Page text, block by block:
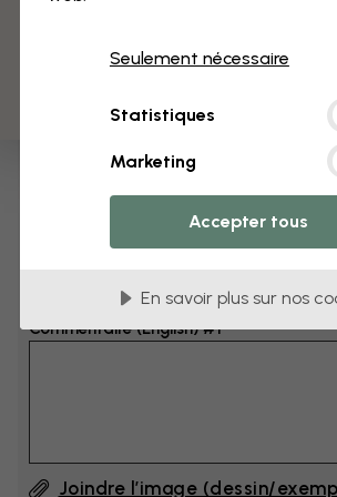
Ajoutez 6–10 cm à la largeur et à la hauteur
Ajouter un
Commentaire (English) #1
Joindre l’image (dessin/
Seulement nécessaire
Statistiques
Marketing
Accepter tous
En savoir plus sur nos